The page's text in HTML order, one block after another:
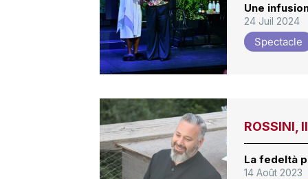
Une
24 Juil 2024
Spectacle
ROSSINI,
La fedeltà
14 Août 2023